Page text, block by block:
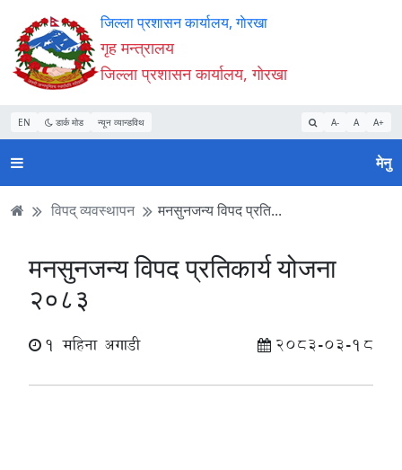
Accessibility
Mode
सुरु
गर्नुहोस्
सामाग्री
पढ्नुहाेस्
नेभिगेसन
पढ्नुहाेस्
वेबसाइट
खोजमा
जानुहोस्
जिल्ला प्रशासन कार्यालय, गाेरखा
गृह मन्त्रालय
जिल्ला प्रशासन कार्यालय, गाेरखा
EN डार्क मोड न्यून व्यान्डविथ A- A A+
मेनु
विपद् व्यवस्थापन मनसुनजन्य विपद प्रति...
मनसुनजन्य विपद प्रतिकार्य योजना
२०८३
1 महिना अगाडी 2083-03-18